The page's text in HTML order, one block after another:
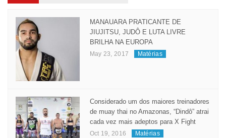
MANAUARA PRATICANTE DE
JIUJITSU, JUDÔ E LUTA LIVRE
BRILHA NA EUROPA
May 23, 2017 Matérias
Considerado um dos maiores treinadores
de muay thai no Amazonas, “Dindô” atrai
cada vez mais adeptos para X Fight
Oct 19, 2016 Matérias